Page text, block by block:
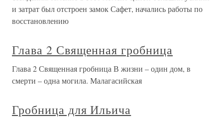
и затрат был отстроен замок Сафет, начались работы по
восстановлению
Глава 2 Священная гробница
Глава 2 Священная гробница В жизни – один дом, в
смерти – одна могила. Малагасийская
Гробница для Ильича